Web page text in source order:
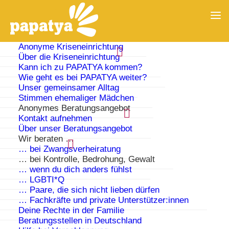
Anonyme Kriseneinrichtung
Über die Kriseneinrichtung
Kann ich zu PAPATYA kommen?
Wie geht es bei PAPATYA weiter?
Unser gemeinsamer Alltag
Stimmen ehemaliger Mädchen
Anonymes Beratungsangebot
Kontakt aufnehmen
Über unser Beratungsangebot
Wir beraten …
… bei Zwangsverheiratung
… bei Kontrolle, Bedrohung, Gewalt
… wenn du dich anders fühlst
… LGBTI*Q
… Paare, die sich nicht lieben dürfen
… Fachkräfte und private Unterstützer:innen
Deine Rechte in der Familie
Beratungsstellen in Deutschland
Du suchst einen Ausweg?
Wirst du geschlagen und gedemütigt?
Vertraut dir deine Familie nicht und kontrolliert